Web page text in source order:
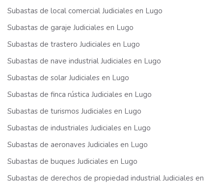
Subastas de local comercial Judiciales en Lugo
Subastas de garaje Judiciales en Lugo
Subastas de trastero Judiciales en Lugo
Subastas de nave industrial Judiciales en Lugo
Subastas de solar Judiciales en Lugo
Subastas de finca rústica Judiciales en Lugo
Subastas de turismos Judiciales en Lugo
Subastas de industriales Judiciales en Lugo
Subastas de aeronaves Judiciales en Lugo
Subastas de buques Judiciales en Lugo
Subastas de derechos de propiedad industrial Judiciales en